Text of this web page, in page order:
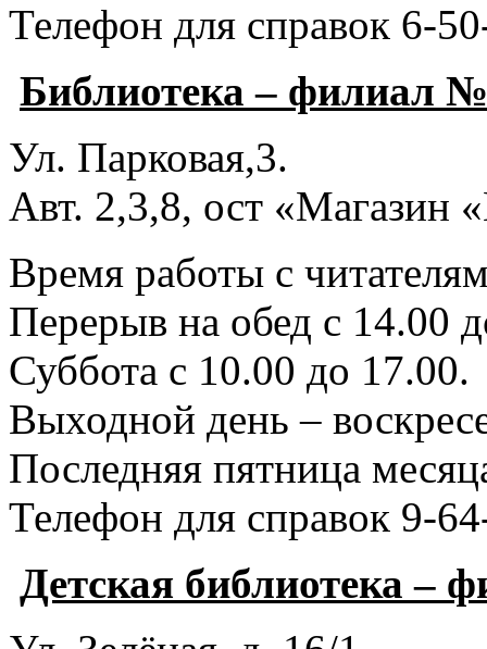
Телефон для справок 6-
Библиотека – филиал
Ул. Парковая,3.
Авт. 2,3,8, ост «Магазин
Время работы с
Перерыв на обед с 14.00
Суббота с 10.00 до 17.00.
Выходной день –
Последняя пятница
Телефон для справок 9-
Детская библиотека –